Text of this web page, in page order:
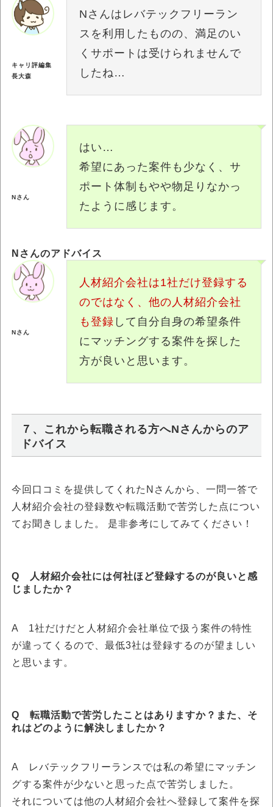
キャリ評編集
長大森
Nさんはレバテックフリーラン
スを利用したものの、満足のい
くサポートは受けられませんで
したね…
はい…
希望にあった案件も少なく、サ
ポート体制もやや物足りなかっ
たように感じます。
Nさん
Nさんのアドバイス
人材紹介会社は1社だけ登録する
のではなく、他の人材紹介会社
も登録 して自分自身の希望条件
にマッチングする案件を探した
方が良いと思います。
Nさん
７、これから転職される方へNさんからのア
ドバイス
今回口コミを提供してくれたNさんから、一問一答で
人材紹介会社の登録数や転職活動で苦労した点につい
てお聞きしました。 是非参考にしてみてください！
Q 人材紹介会社には何社ほど登録するのが良いと感
じましたか？
A 1社だけだと人材紹介会社単位で扱う案件の特性
が違ってくるので、最低3社は登録するのが望ましい
と思います。
Q 転職活動で苦労したことはありますか？また、そ
れはどのように解決しましたか？
A レバテックフリーランスでは私の希望にマッチン
グする案件が少ないと思った点で苦労しました。
それについては他の人材紹介会社へ登録して案件を探